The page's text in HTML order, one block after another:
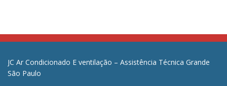
JC Ar Condicionado E ventilação – Assistência Técnica Grande
São Paulo